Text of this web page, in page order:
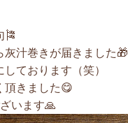
🎏
灰汁巻きが届きました🎁
ております（笑）
頂きました😋
います🙏